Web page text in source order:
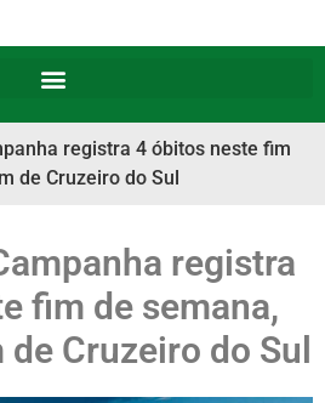
registra 4 óbitos neste fim
de Cruzeiro do Sul
registra
fim de semana,
Cruzeiro do Sul